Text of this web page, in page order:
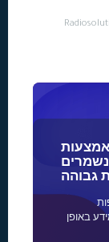
נשמרים
גבוהה
באופן